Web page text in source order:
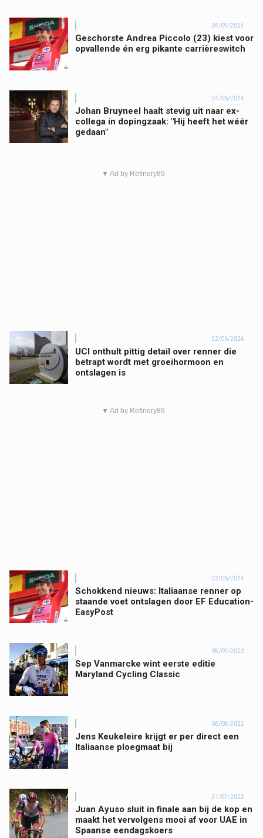
04/09/2024
Geschorste Andrea Piccolo (23) kiest voor
opvallende én erg pikante carrièreswitch
24/06/2024
Johan Bruyneel haalt stevig uit naar ex-
collega in dopingzaak: "Hij heeft het wéér
gedaan"
▼ Ad by Refinery89
22/06/2024
UCI onthult pittig detail over renner die
betrapt wordt met groeihormoon en
ontslagen is
▼ Ad by Refinery89
22/06/2024
Schokkend nieuws: Italiaanse renner op
staande voet ontslagen door EF Education-
EasyPost
05/09/2022
Sep Vanmarcke wint eerste editie
Maryland Cycling Classic
06/08/2022
Jens Keukeleire krijgt er per direct een
Italiaanse ploegmaat bij
31/07/2022
Juan Ayuso sluit in finale aan bij de kop en
maakt het vervolgens mooi af voor UAE in
Spaanse eendagskoers